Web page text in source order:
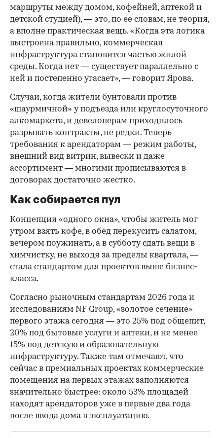
маршруты между домом, кофейней, аптекой и
детской студией), — это, по ее словам, не теория,
а вполне практическая вещь. «Когда эта логика
выстроена правильно, коммерческая
инфраструктура становится частью жилой
среды. Когда нет — существует параллельно с
ней и постепенно угасает», — говорит Ярова.
Случаи, когда жители бунтовали против
«шаурмичной» у подъезда или круглосуточного
алкомаркета, и девелоперам приходилось
разрывать контракты, не редки. Теперь
требования к арендаторам — режим работы,
внешний вид витрин, вывески и даже
ассортимент — многими прописываются в
договорах достаточно жестко.
Как собирается пул
Концепция «одного окна», чтобы житель мог
утром взять кофе, в обед перекусить салатом,
вечером поужинать, а в субботу сдать вещи в
химчистку, не выходя за пределы квартала, —
стала стандартом для проектов выше бизнес-
класса.
Согласно рыночным стандартам 2026 года и
исследованиям NF Group, «золотое сечение»
первого этажа сегодня — это 25% под общепит,
20% под бытовые услуги и аптеки, и не менее
15% под детскую и образовательную
инфраструктуру. Также там отмечают, что
сейчас в премиальных проектах коммерческие
помещения на первых этажах заполняются
значительно быстрее: около 53% площадей
находят арендаторов уже в первые два года
после ввода дома в эксплуатацию.